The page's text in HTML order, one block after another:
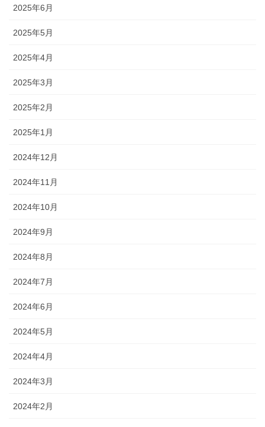
2025年6月
2025年5月
2025年4月
2025年3月
2025年2月
2025年1月
2024年12月
2024年11月
2024年10月
2024年9月
2024年8月
2024年7月
2024年6月
2024年5月
2024年4月
2024年3月
2024年2月